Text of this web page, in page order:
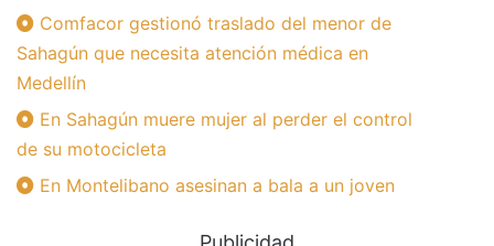
Comfacor gestionó traslado del menor de
Sahagún que necesita atención médica en
Medellín
En Sahagún muere mujer al perder el control
de su motocicleta
En Montelibano asesinan a bala a un joven